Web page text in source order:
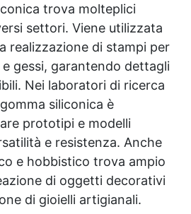
trova molteplici
settori. Viene utilizzata
realizzazione di stampi per
gessi, garantendo dettagli
Nei laboratori di ricerca
siliconica è
prototipi e modelli
e resistenza. Anche
e hobbistico trova ampio
di oggetti decorativi
di gioielli artigianali.